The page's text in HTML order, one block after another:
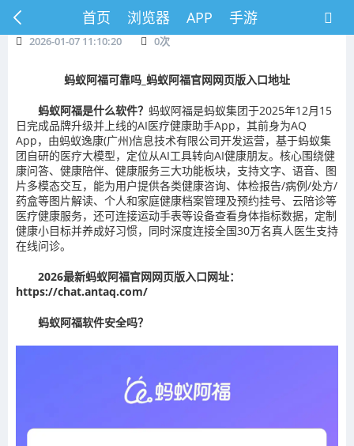
首页 浏览器 APP 手游
2026-01-07 11:10:20 0次
蚂蚁阿福可靠吗_蚂蚁阿福官网网页版入口地址
蚂蚁阿福是什么软件？ 蚂蚁阿福是蚂蚁集团于2025年12月15
日完成品牌升级并上线的AI医疗健康助手App，其前身为AQ
App，由蚂蚁逸康(广州)信息技术有限公司开发运营，基于蚂蚁集
团自研的医疗大模型，定位从AI工具转向AI健康朋友。核心围绕健
康问答、健康陪伴、健康服务三大功能板块，支持文字、语音、图
片多模态交互，能为用户提供各类健康咨询、体检报告/病例/处方/
药盒等图片解读、个人和家庭健康档案管理及预约挂号、云陪诊等
医疗健康服务，还可连接运动手表等设备查看身体指标数据，定制
健康小目标并养成好习惯，同时深度连接全国30万名真人医生支持
在线问诊。
2026最新蚂蚁阿福官网网页版入口网址：
https://chat.antaq.com/
蚂蚁阿福软件安全吗？